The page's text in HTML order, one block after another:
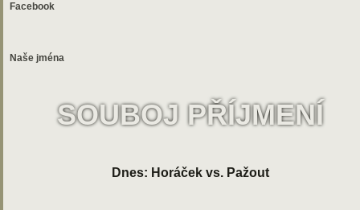
Facebook
Naše jména
SOUBOJ PŘÍJMENÍ
Dnes: Horáček vs. Pažout